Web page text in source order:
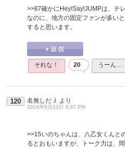
>>87確かにHey!Say!JUMPは、テ
なのに、地方の固定ファンが多い
すると思います。
それな！ 20 うーん…
120 名無しだＪ より
2016年8月23日 8:37 PM
>>15いのちゃんは、八乙女くんと
るとおもいますが、トーク力は、